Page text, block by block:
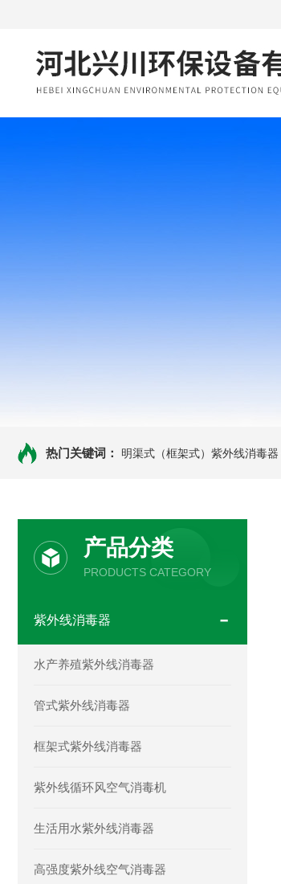
热门关键词： 明渠式（框架式）紫外线消毒器
产品分类
PRODUCTS CATEGORY
紫外线消毒器
水产养殖紫外线消毒器
管式紫外线消毒器
框架式紫外线消毒器
紫外线循环风空气消毒机
生活用水紫外线消毒器
高强度紫外线空气消毒器